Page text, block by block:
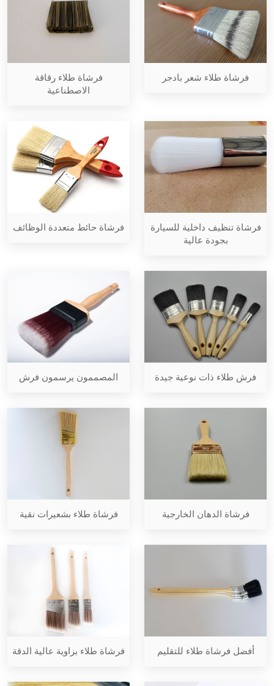
فرشاة طلاء شعر بادجر
فرشاة طلاء رقاقة
الاصطناعية
فرشاة تنظيف داخلية للسيارة
بجودة عالية
فرشاة حائط متعددة الوظائف
فرش طلاء ذات نوعية جيدة المصممون يرسمون فرش
فرشاة الدهان الخارجية فرشاة طلاء بشعيرات نقية
أفضل فرشاة طلاء للتقليم فرشاة طلاء بزاوية عالية الدقة